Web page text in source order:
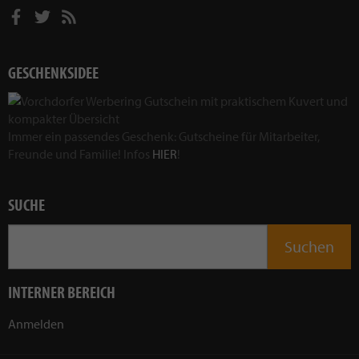
GESCHENKSIDEE
Immer ein passendes Geschenk: Gutscheine für Mitarbeiter,
Freunde und Familie! Infos HIER!
SUCHE
INTERNER BEREICH
Anmelden